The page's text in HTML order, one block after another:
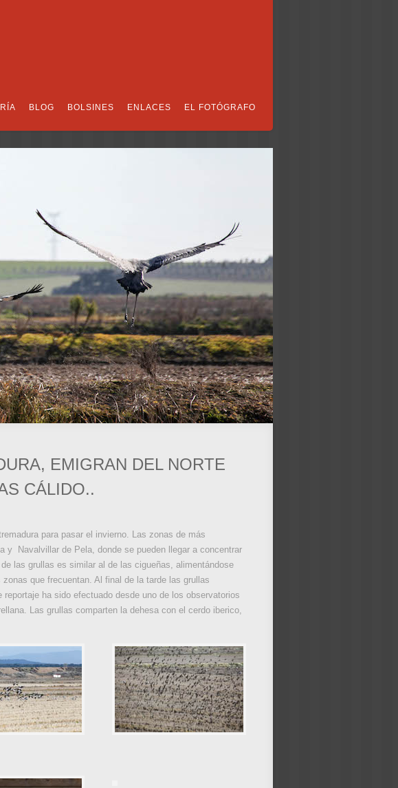
BLOG BOLSINES ENLACES EL FOTÓGRAFO
EMIGRAN DEL NORTE
CÁLIDO..
para pasar el invierno. Las zonas de más
y Navalvillar de Pela, donde se pueden llegar a concentrar
las grullas es similar al de las cigueñas, alimentándose
que frecuentan. Al final de la tarde las grullas
ha sido efectuado desde uno de los observatorios
Las grullas comparten la dehesa con el cerdo iberico,